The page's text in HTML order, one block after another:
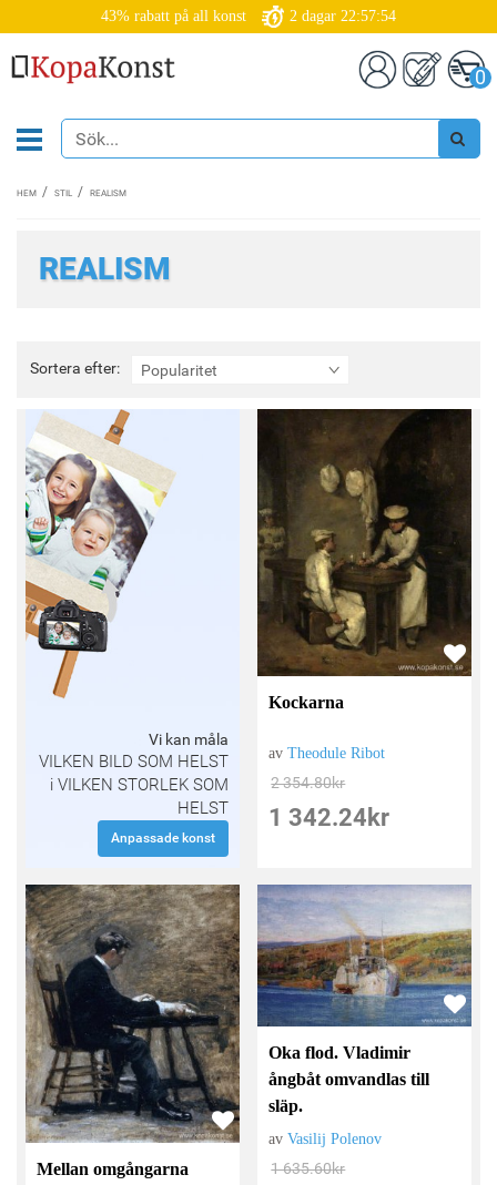
43% rabatt på all konst 2 dagar 22:57:51
0
HEM STIL REALISM
REALISM
Sortera efter: Popularitet
Sortera
efter:
Vi kan måla
VILKEN BILD SOM HELST
i VILKEN STORLEK SOM
HELST
Anpassade konst
Kockarna
avTheodule Ribot
2 354.80kr
1 342.24 kr
Mellan omgångarna
Oka flod. Vladimir
ångbåt omvandlas till
släp.
avVasilij Polenov
1 635.60kr